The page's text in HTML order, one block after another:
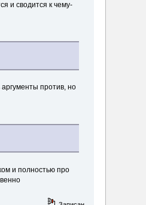
и сводится к чему-
против, но
и полностью про